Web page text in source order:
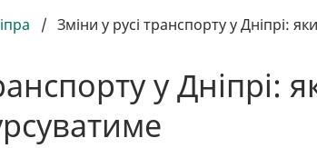
/ Зміни у русі транспорту у Дніпрі:
у Дніпрі: